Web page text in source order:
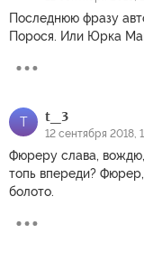
Последнюю фразу
Порося. Или Юрка
T t_3
12 сентября 2018,
Фюреру слава, вождю,
топь впереди?
болото.